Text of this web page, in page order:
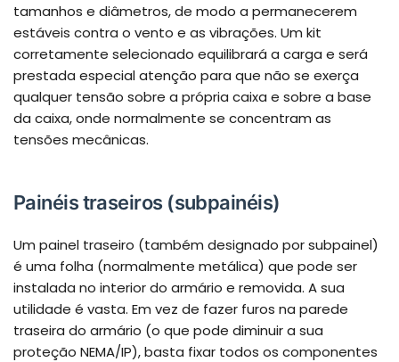
tamanhos e diâmetros, de modo a permanecerem
estáveis contra o vento e as vibrações. Um kit
corretamente selecionado equilibrará a carga e será
prestada especial atenção para que não se exerça
qualquer tensão sobre a própria caixa e sobre a base
da caixa, onde normalmente se concentram as
tensões mecânicas.
Painéis traseiros (subpainéis)
Um painel traseiro (também designado por subpainel)
é uma folha (normalmente metálica) que pode ser
instalada no interior do armário e removida. A sua
utilidade é vasta. Em vez de fazer furos na parede
traseira do armário (o que pode diminuir a sua
proteção NEMA/IP), basta fixar todos os componentes